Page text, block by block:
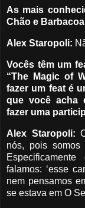
As mais
Chão e
Alex Staropoli:
Vocês têm um
“The Magic of
fazer um feat é
que você acha
fazer uma
Alex Staropoli:
nós, pois somos
falamos: ‘esse
nem pensamos
se estava em O